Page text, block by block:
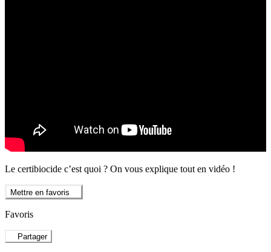
Le certibiocide c’est quoi ? On vous explique tout en vidéo !
Mettre en favoris
Favoris
Partager